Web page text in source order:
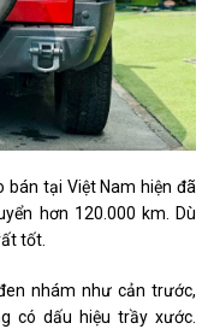
bán tại Việt Nam hiện đã
hơn 120.000 km. Dù
tốt.
nhám như cản trước,
có dấu hiệu trầy xước.